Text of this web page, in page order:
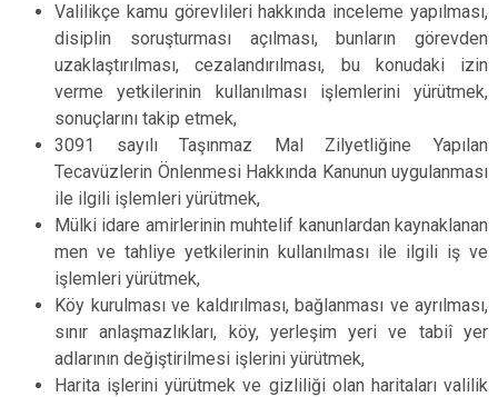
Valilikçe kamu görevlileri hakkında inceleme yapılması,
disiplin soruşturması açılması, bunların görevden
uzaklaştırılması, cezalandırılması, bu konudaki izin
verme yetkilerinin kullanılması işlemlerini yürütmek,
sonuçlarını takip etmek,
3091 sayılı Taşınmaz Mal Zilyetliğine Yapılan
Tecavüzlerin Önlenmesi Hakkında Kanunun uygulanması
ile ilgili işlemleri yürütmek,
Mülki idare amirlerinin muhtelif kanunlardan kaynaklanan
men ve tahliye yetkilerinin kullanılması ile ilgili iş ve
işlemleri yürütmek,
Köy kurulması ve kaldırılması, bağlanması ve ayrılması,
sınır anlaşmazlıkları, köy, yerleşim yeri ve tabiî yer
adlarının değiştirilmesi işlerini yürütmek,
Harita işlerini yürütmek ve gizliliği olan haritaları valilik